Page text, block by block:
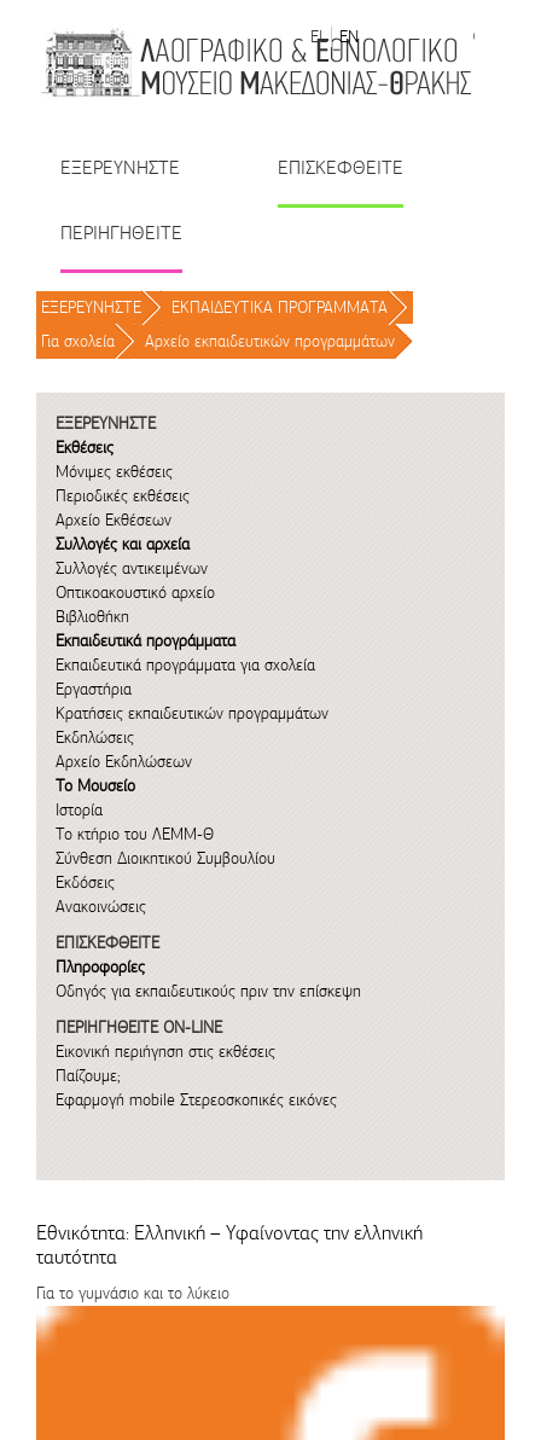
EL
EN | TR | BU | RO
ΕΞΕΡΕΥΝΗΣΤΕ ΕΠΙΣΚΕΦΘΕΙΤΕ
ΠΕΡΙΗΓΗΘΕΙΤΕ
ΕΞΕΡΕΥΝΗΣΤΕ / ΕΚΠΑΙΔΕΥΤΙΚΑ ΠΡΟΓΡΑΜΜΑΤΑ /
Για σχολεία / Αρχείο εκπαιδευτικών προγραμμάτων /
ΕΞΕΡΕΥΝΗΣΤΕ
Εκθέσεις
Μόνιμες εκθέσεις
Περιοδικές εκθέσεις
Αρχείο Εκθέσεων
Συλλογές και αρχεία
Συλλογές αντικειμένων
Οπτικοακουστικό αρχείο
Βιβλιοθήκη
Εκπαιδευτικά προγράμματα
Εκπαιδευτικά προγράμματα για σχολεία
Εργαστήρια
Κρατήσεις εκπαιδευτικών προγραμμάτων
Εκδηλώσεις
Αρχείο Εκδηλώσεων
Το Μουσείο
Ιστορία
Το κτήριο του ΛΕΜΜ-Θ
Σύνθεση Διοικητικού Συμβουλίου
Εκδόσεις
Ανακοινώσεις
ΕΠΙΣΚΕΦΘΕΙΤΕ
Πληροφορίες
Οδηγός για εκπαιδευτικούς πριν την επίσκεψη
ΠΕΡΙΗΓΗΘΕΙΤΕ ON-LINE
Εικονική περιήγηση στις εκθέσεις
Παίζουμε;
Εφαρμογή mobile Στερεοσκοπικές εικόνες
Εθνικότητα: Ελληνική – Υφαίνοντας την ελληνική
ταυτότητα
Για το γυμνάσιο και το λύκειο